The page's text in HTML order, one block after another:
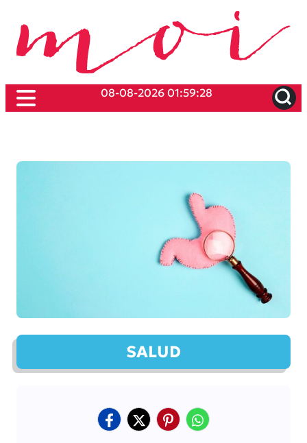
08-08-2026 01:59:28
SALUD